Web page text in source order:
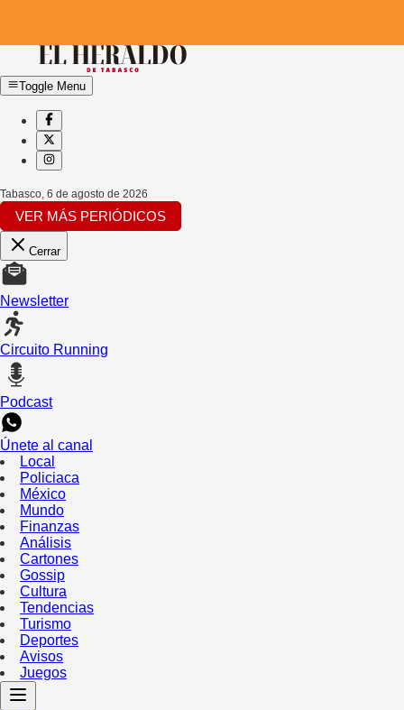
Toggle Menu
Tabasco, 6 de agosto de 2026
VER MÁS PERIÓDICOS
Cerrar
Newsletter
Circuito Running
Podcast
Únete al canal
Local
Policiaca
México
Mundo
Finanzas
Análisis
Cartones
Gossip
Cultura
Tendencias
Turismo
Deportes
Avisos
Juegos